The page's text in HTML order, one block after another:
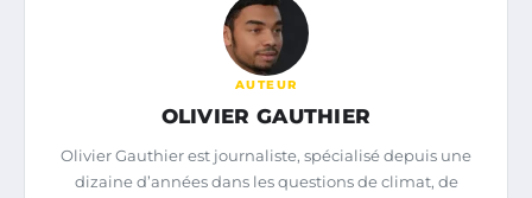
AUTEUR
OLIVIER GAUTHIER
Olivier Gauthier est journaliste, spécialisé depuis une
dizaine d’années dans les questions de climat, de